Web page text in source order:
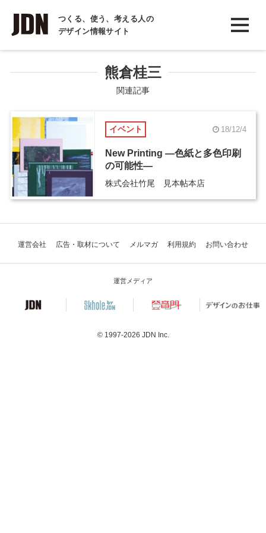
つくる、使う、考える人の
デザイン情報サイト
INTERVIEW
インタビュー
COLUMN
コラム
熊倉桂三
関連記事
イベント 18/12/4
New Printing ―色紙と多色印刷
の可能性―
株式会社竹尾 見本帖本店
運営会社 広告・取材について メルマガ 利用規約 お問い合わせ
運営メディア
© 1997-2026 JDN Inc.